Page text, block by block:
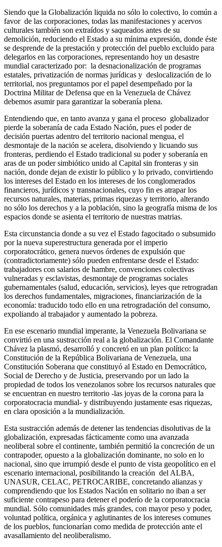
Siendo que la Globalización liquida no sólo lo colectivo, lo común a
favor de las corporaciones, todas las manifestaciones y acervos
culturales también son extraídos y saqueados antes de su
demolición, reduciendo el Estado a su mínima expresión, donde éste
se desprende de la prestación y protección del pueblo excluido para
delegarlos en las corporaciones, representando hoy un desastre
mundial caracterizado por: la desnacionalización de programas
estatales, privatización de normas jurídicas y deslocalización de lo
territorial, nos preguntamos por el papel desempeñado por la
Doctrina Militar de Defensa que en la Venezuela de Chávez
debemos asumir para garantizar la soberanía plena.
Entendiendo que, en tanto avanza y gana el proceso globalizador
pierde la soberanía de cada Estado Nación, pues el poder de
decisión puertas adentro del territorio nacional mengua, el
desmontaje de la nación se acelera, disolviendo y licuando sus
fronteras, perdiendo el Estado tradicional su poder y soberanía en
aras de un poder simbiótico unido al Capital sin fronteras y sin
nación, donde dejan de existir lo público y lo privado, convirtiendo
los intereses del Estado en los intereses de los conglomerados
financieros, jurídicos y transnacionales, cuyo fin es atrapar los
recursos naturales, materias, primas riquezas y territorio, alterando
no sólo los derechos y a la población, sino la geografía misma de los
espacios donde se asienta el territorio de nuestras matrias.
Esta circunstancia donde a su vez el Estado fagocitado o subsumido
por la nueva superestructura generada por el imperio
corporatocrático, genera nuevos órdenes de expulsión que
(contradictoriamente) sólo pueden enfrentarse desde el Estado:
trabajadores con salarios de hambre, convenciones colectivas
vulneradas y esclavistas, desmontaje de programas sociales
gubernamentales (salud, educación, servicios), leyes que retrogradan
los derechos fundamentales, migraciones, financiarización de la
economía: traducido todo ello en una retrogradación del consumo,
expoliando al trabajador y aumentado la pobreza.
En ese escenario mundial imperante, la Venezuela Bolivariana se
convirtió en una sustracción real a la globalización. El Comandante
Chávez la plasmó, desarrolló y concretó en un plan político: la
Constitución de la República Bolivariana de Venezuela, una
Constitución Soberana que constituyó al Estado en Democrático,
Social de Derecho y de Justicia, preservando por un lado la
propiedad de todos los venezolanos sobre los recursos naturales que
se encuentran en nuestro territorio -las joyas de la corona para la
corporatocracia mundial- y distribuyendo justamente esas riquezas,
en clara oposición a la mundialización.
Esta sustracción además de detener las tendencias disolutivas de la
globalización, expresadas fácticamente como una avanzada
neoliberal sobre el continente, también permitió la concreción de un
contrapoder, opuesto a la globalización dominante, no solo en lo
nacional, sino que irrumpió desde el punto de vista geopolítico en el
escenario internacional, posibilitando la creación del ALBA,
UNASUR, CELAC, PETROCARIBE, concretando alianzas y
comprendiendo que los Estados Nación en solitario no iban a ser
suficiente contrapeso para detener el poderío de la corporatocracia
mundial. Sólo comunidades más grandes, con mayor peso y poder,
voluntad política, orgánica y aglutinantes de los intereses comunes
de los pueblos, funcionarían como medida de protección ante el
avasallamiento del neoliberalismo.